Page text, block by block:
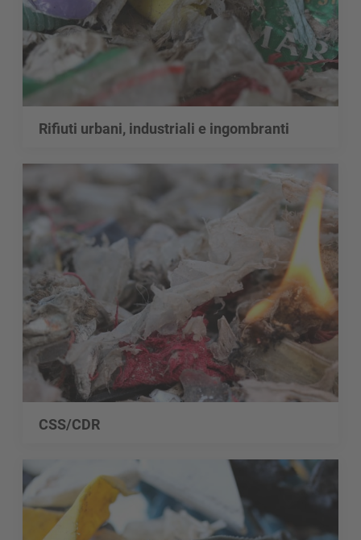
Rifiuti urbani, industriali e ingombranti
CSS/CDR